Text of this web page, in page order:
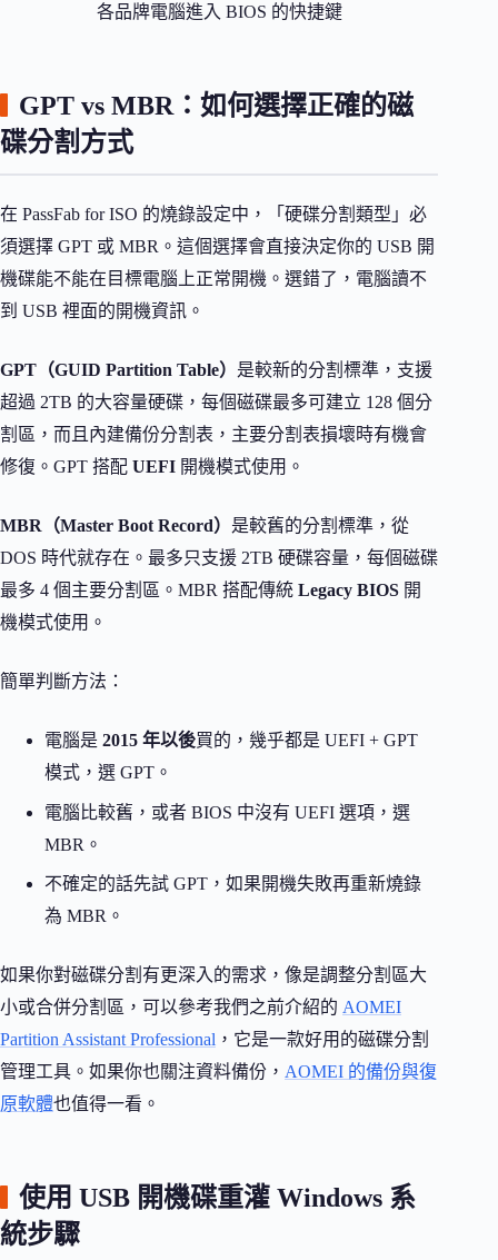
各品牌電腦進入 BIOS 的快捷鍵
GPT vs MBR：如何選擇正確的磁
碟分割方式
在 PassFab for ISO 的燒錄設定中，「硬碟分割類型」必
須選擇 GPT 或 MBR。這個選擇會直接決定你的 USB 開
機碟能不能在目標電腦上正常開機。選錯了，電腦讀不
到 USB 裡面的開機資訊。
GPT（GUID Partition Table） 是較新的分割標準，支援
超過 2TB 的大容量硬碟，每個磁碟最多可建立 128 個分
割區，而且內建備份分割表，主要分割表損壞時有機會
修復。GPT 搭配 UEFI 開機模式使用。
MBR（Master Boot Record） 是較舊的分割標準，從
DOS 時代就存在。最多只支援 2TB 硬碟容量，每個磁碟
最多 4 個主要分割區。MBR 搭配傳統 Legacy BIOS 開
機模式使用。
簡單判斷方法：
電腦是 2015 年以後買的，幾乎都是 UEFI + GPT
模式，選 GPT。
電腦比較舊，或者 BIOS 中沒有 UEFI 選項，選
MBR。
不確定的話先試 GPT，如果開機失敗再重新燒錄
為 MBR。
如果你對磁碟分割有更深入的需求，像是調整分割區大
小或合併分割區，可以參考我們之前介紹的 AOMEI
Partition Assistant Professional ，它是一款好用的磁碟分割
管理工具。如果你也關注資料備份， AOMEI 的備份與復
原軟體也值得一看。
使用 USB 開機碟重灌 Windows 系
統步驟